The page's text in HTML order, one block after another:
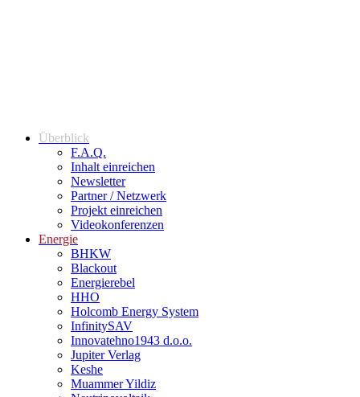
Überblick
F.A.Q.
Inhalt einreichen
Newsletter
Partner / Netzwerk
Projekt einreichen
Videokonferenzen
Energie
BHKW
Blackout
Energierebel
HHO
Holcomb Energy System
InfinitySAV
Innovatehno1943 d.o.o.
Jupiter Verlag
Keshe
Muammer Yildiz